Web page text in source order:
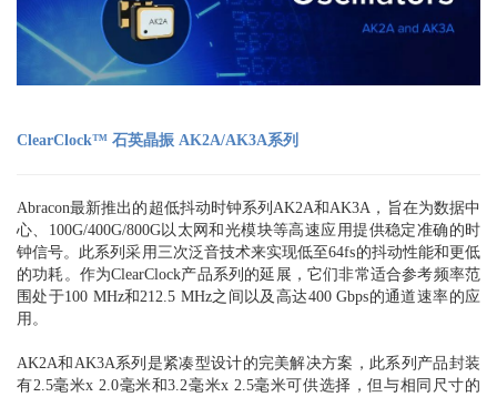
ClearClock™ 石英晶振 AK2A/AK3A系列
Abracon最新推出的超低抖动时钟系列AK2A和AK3A，旨在为数据中
心、100G/400G/800G以太网和光模块等高速应用提供稳定准确的时
钟信号。此系列采用三次泛音技术来实现低至64fs的抖动性能和更低
的功耗。作为ClearClock产品系列的延展，它们非常适合参考频率范
围处于100 MHz和212.5 MHz之间以及高达400 Gbps的通道速率的应
用。
AK2A和AK3A系列是紧凑型设计的完美解决方案，此系列产品封装
有2.5毫米x 2.0毫米和3.2毫米x 2.5毫米可供选择，但与相同尺寸的